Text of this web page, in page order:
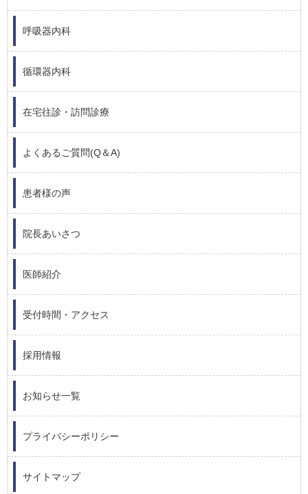
呼吸器内科
循環器内科
在宅往診・訪問診療
よくあるご質問(Q＆A)
患者様の声
院長あいさつ
医師紹介
受付時間・アクセス
採用情報
お知らせ一覧
プライバシーポリシー
サイトマップ